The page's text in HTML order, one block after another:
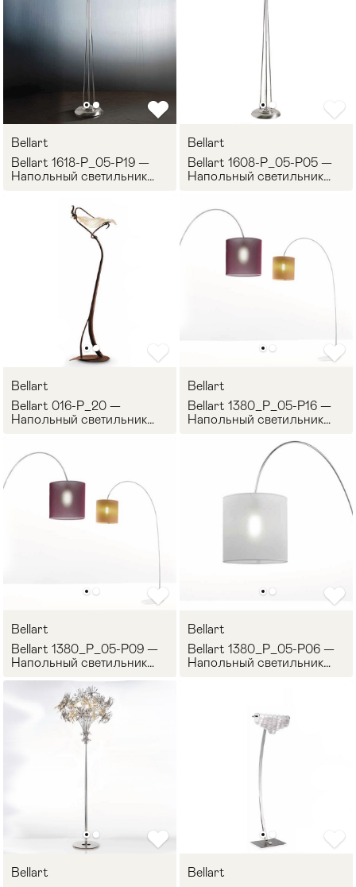
Bellart
Bellart 1618-P_05-P19 —
Напольный светильник
Bellart
Bellart 1608-P_05-P05 —
Напольный светильник
Bellart
Bellart 016-P_20 —
Напольный светильник
Bellart
Bellart 1380_P_05-P16 —
Напольный светильник
Bellart
Bellart 1380_P_05-P09 —
Напольный светильник
Bellart
Bellart 1380_P_05-P06 —
Напольный светильник
Bellart
Bellart